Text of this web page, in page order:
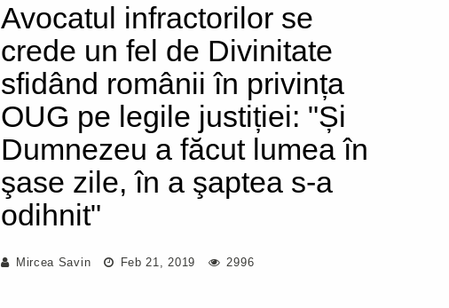
Avocatul infractorilor se
crede un fel de Divinitate
sfidând românii în privința
OUG pe legile justiției: "Și
Dumnezeu a făcut lumea în
şase zile, în a şaptea s-a
odihnit"
Mircea Savin Feb 21, 2019 2996